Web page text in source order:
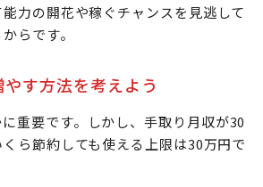
力の開花や稼ぐチャンスを見逃して
らです。
す方法を考えよう
重要です。しかし、手取り月収が30
ら節約しても使える上限は30万円で